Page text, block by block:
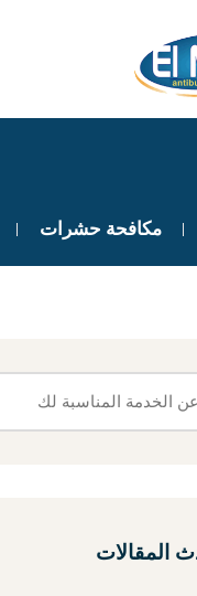
مكافحة حشرات
المقالات